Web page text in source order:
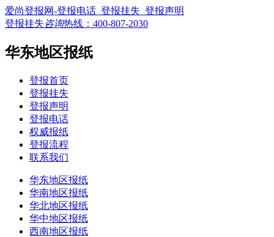
爱尚登报网-登报电话_登报挂失_登报声明
登报挂失咨询热线： 400-807-2030
华东地区报纸
登报首页
登报挂失
登报声明
登报电话
权威报纸
登报流程
联系我们
华东地区报纸
华南地区报纸
华北地区报纸
华中地区报纸
西南地区报纸